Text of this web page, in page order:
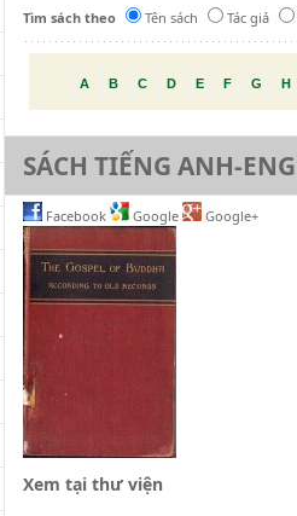
Tìm sách theo Tên sách Tác giả
A B C D E F G H
SÁCH TIẾNG ANH-
Facebook Google Google+
Xem tại thư viện